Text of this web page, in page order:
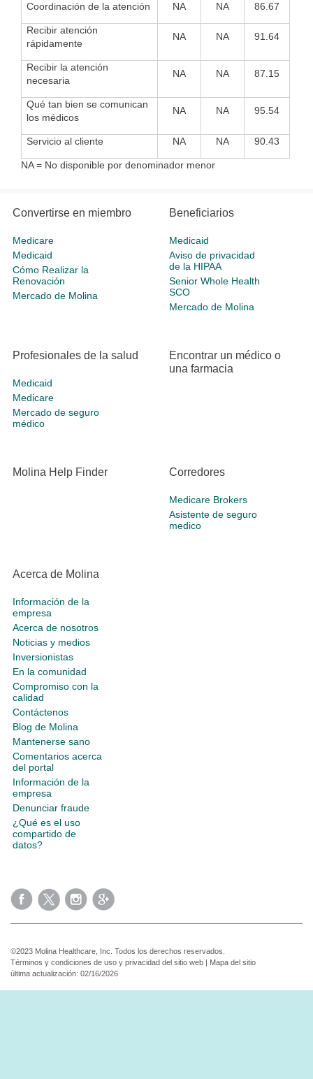
Coordinación de la atención NA NA 86.67
Recibir atención
rápidamente
NA NA 91.64
Recibir la atención
necesaria
NA NA 87.15
Qué tan bien se comunican
los médicos
NA NA 95.54
Servicio al cliente NA NA 90.43
NA = No disponible por denominador menor
Convertirse en miembro
Medicare
Medicaid
Cómo Realizar la
Renovación
Mercado de Molina
Beneficiarios
Medicaid
Aviso de privacidad
de la HIPAA
Senior Whole Health
SCO
Mercado de Molina
Profesionales de la salud
Medicaid
Medicare
Mercado de seguro
médico
Encontrar un médico o
una farmacia
Molina Help Finder Corredores
Medicare Brokers
Asistente de seguro
medico
Acerca de Molina
Información de la
empresa
Acerca de nosotros
Noticias y medios
Inversionistas
En la comunidad
Compromiso con la
calidad
Contáctenos
Blog de Molina
Mantenerse sano
Comentarios acerca
del portal
Información de la
empresa
Denunciar fraude
¿Qué es el uso
compartido de
datos?
©2023 Molina Healthcare, Inc. Todos los derechos reservados.
Términos y condiciones de uso y privacidad del sitio web | Mapa del sitio
última actualización: 02/16/2026